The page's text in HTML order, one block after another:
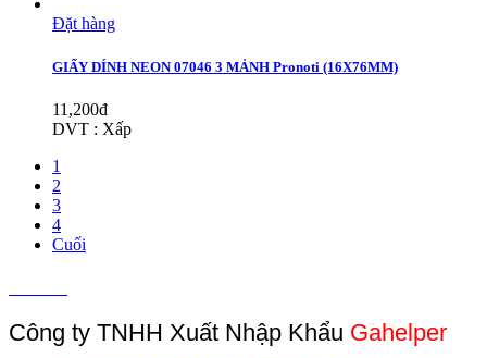
Đặt hàng
GIẤY DÍNH NEON 07046 3 MẢNH Pronoti (16X76MM)
11,200đ
DVT : Xấp
1
2
3
4
Cuối
Công ty TNHH Xuất Nhập Khẩu Gahelper